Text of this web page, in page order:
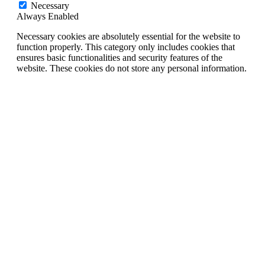
Necessary
Always Enabled
Necessary cookies are absolutely essential for the website to
function properly. This category only includes cookies that
ensures basic functionalities and security features of the
website. These cookies do not store any personal information.